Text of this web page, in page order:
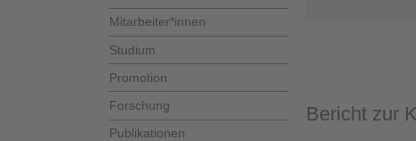
Mitarbeiter*innen
Studium
Promotion
Forschung
Publikationen
Bericht zur